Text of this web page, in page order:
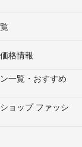
格情報
一覧・おすすめ
ョップ ファッシ